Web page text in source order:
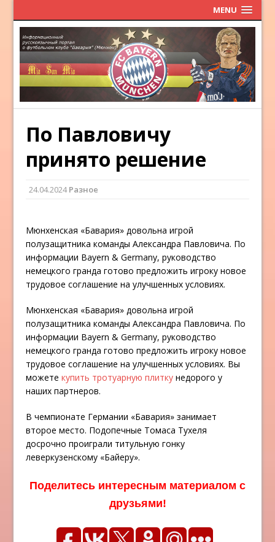
MENU
По Павловичу
принято решение
24.04.2024Разное
Мюнхенская «Бавария» довольна игрой
полузащитника команды Александра Павловича. По
информации Bayern & Germany, руководство
немецкого гранда готово предложить игроку новое
трудовое соглашение на улучшенных условиях.
Мюнхенская «Бавария» довольна игрой
полузащитника команды Александра Павловича. По
информации Bayern & Germany, руководство
немецкого гранда готово предложить игроку новое
трудовое соглашение на улучшенных условиях. Вы
можетекупить тротуарную плитку недорого у
наших партнеров.
В чемпионате Германии «Бавария» занимает
второе место. Подопечные Томаса Тухеля
досрочно проиграли титульную гонку
леверкузенскому «Байеру».
Поделитесь интересным материалом с
друзьями!